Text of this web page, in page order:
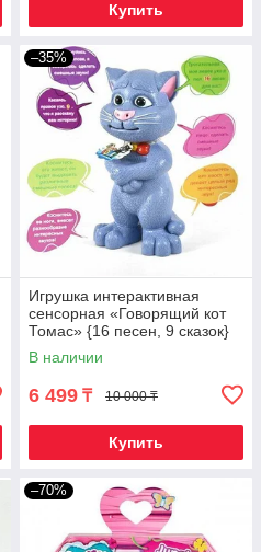
Купить
–35%
Игрушка интерактивная
сенсорная «Говорящий кот
Томас» {16 песен, 9 сказок}
В наличии
6 499 ₸ 10 000 ₸
Купить
–70%